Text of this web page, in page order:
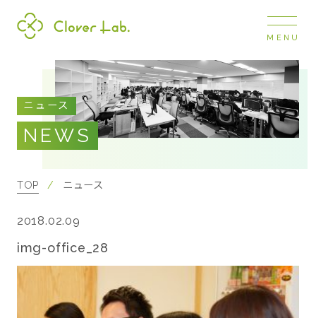
COMPANY
企業情報
ナビ
事業展開
RECRUIT
採用情報
お知らせ
MENU
ニュース
NEWS
TOP ニュース
img-office_28
2018.02.09